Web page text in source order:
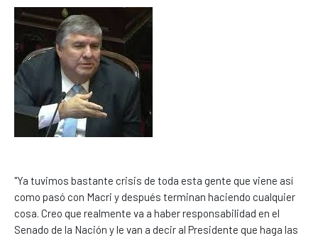
"Ya tuvimos bastante crisis de toda esta gente que viene así
como pasó con Macri y después terminan haciendo cualquier
cosa. Creo que realmente va a haber responsabilidad en el
Senado de la Nación y le van a decir al Presidente que haga las